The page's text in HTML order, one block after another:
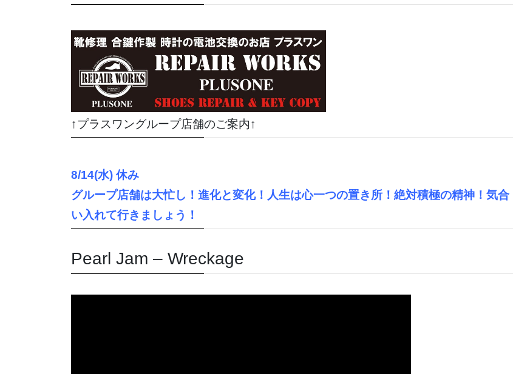
↑プラスワングループ店舗のご案内↑
8/14(水) 休み
グループ店舗は大忙し！進化と変化！人生は心一つの置き所！絶対積極の精神！気合
い入れて行きましょう！
Pearl Jam – Wreckage